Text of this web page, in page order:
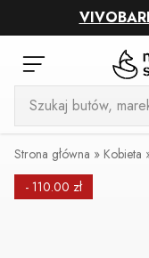
Wyszukiwarka
produktów
Strona główna » Kobieta
- 110.00 zł